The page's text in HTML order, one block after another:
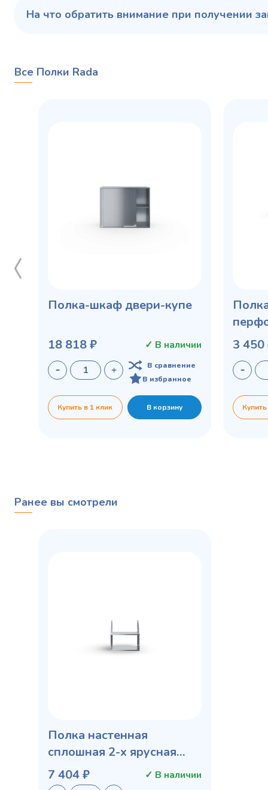
На что обратить внимание при получении
Все Полки Rada
Полка-шкаф двери-купе
18 818 ₽ ✓ В наличии
В сравнение
В избранное
Купить в 1 клик В корзину
ПКЧ-
3 450
Ранее вы смотрели
Полка настенная
сплошная 2-х ярусная
ПКЧ-2-6/4-С
7 404 ₽ ✓ В наличии